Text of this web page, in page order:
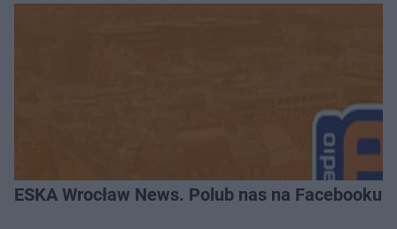
ESKA Wrocław News. Polub nas na Facebooku!